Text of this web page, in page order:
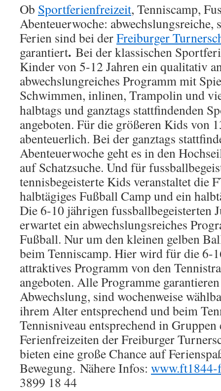
Ob Sportferienfreizeit, Tenniscamp,
Abenteuerwoche: abwechslungsreiche,
Ferien sind bei derFreiburger
garantiert. Bei der klassischen
Kinder von 5-12 Jahren ein qualitativ
abwechslungreiches Programm mit
Schwimmen, inlinen, Trampolin und
halbtags und ganztags stattfindenden
angeboten. Für die größeren Kids von
abenteuerlich. Bei der ganztags
Abenteuerwoche geht es in den
auf Schatzsuche. Und für
tennisbegeisterte Kids veranstaltet die
halbtägiges Fußball Camp und ein
Die 6-10 jährigen fussballbegeisterten
erwartet ein abwechslungsreiches
Fußball. Nur um den kleinen gelben
beim Tenniscamp. Hier wird für die 6-
attraktives Programm von den
angeboten. Alle Programme
Abwechslung, sind wochenweise
ihrem Alter entsprechend und beim
Tennisniveau entsprechend in
Ferienfreizeiten der Freiburger
bieten eine große Chance auf
Bewegung. Nähere Infos:
3899 18 44